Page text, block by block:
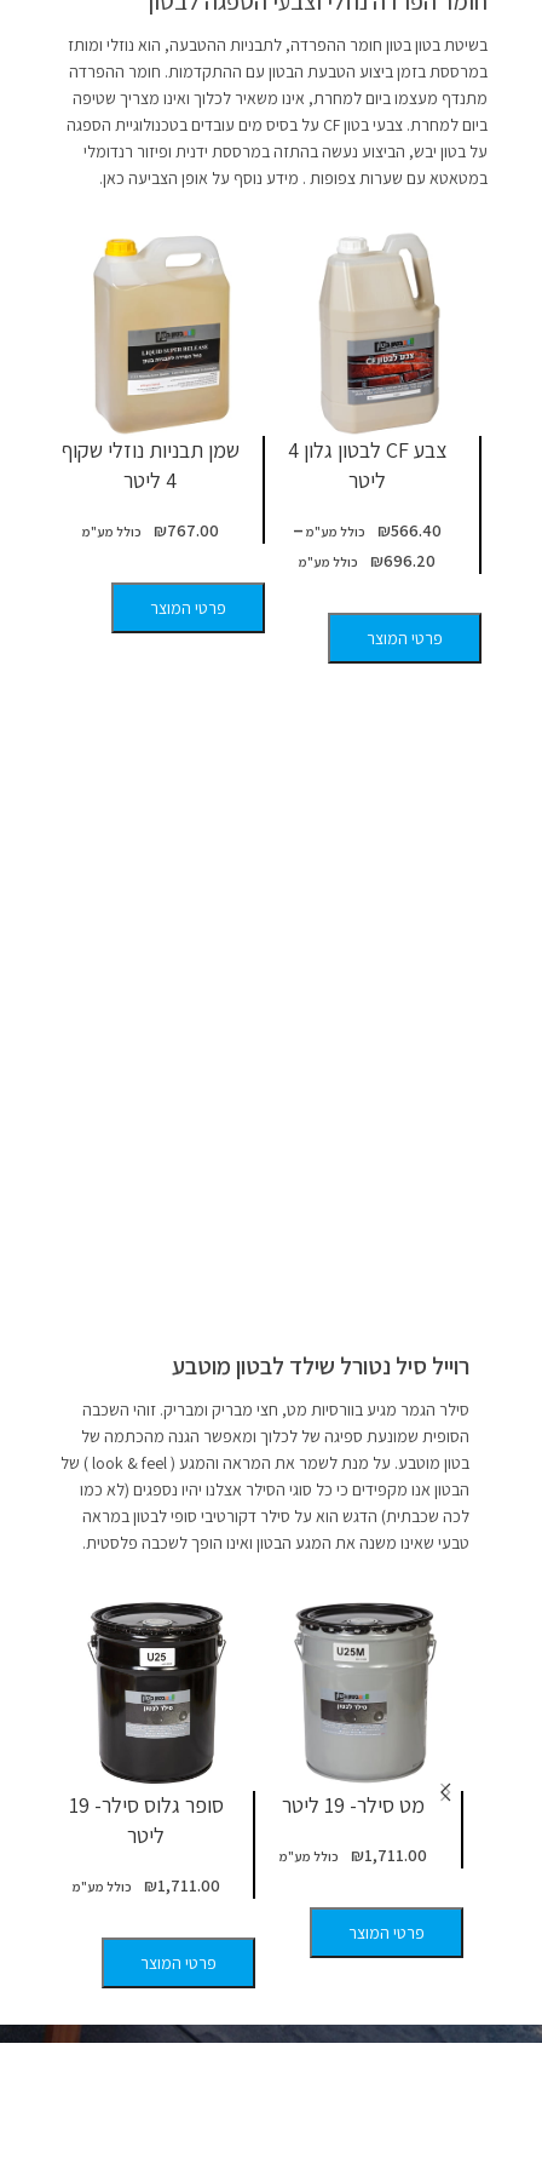
בשיטת בטון בטון חומר ההפרדה, לתבניות ההטבעה, הוא נוזלי ומותז
במרססת בזמן ביצוע הטבעת הבטון עם ההתקדמות. חומר ההפרדה
מתנדף מעצמו ביום למחרת, אינו משאיר לכלוך ואינו מצריך שטיפה
ביום למחרת. צבעי בטון CF על בסיס מים עובדים בטכנולוגיית הספגה
על בטון יבש, הביצוע נעשה בהתזה במרססת ידנית ופיזור רנדומלי
במטאטא עם שערות צפופות . מידע נוסף על אופן הצביעה כאן.
צבע CF לבטון גלון 4
ליטר
₪566.40
–
₪696.20
פרטי המוצר
שמן תבניות נוזלי שקוף
4 ליטר
₪767.00
פרטי המוצר
רוייל סיל נטורל שילד לבטון מוטבע
סילר הגמר מגיע בוורסיות מט, חצי מבריק ומבריק. זוהי השכבה
הסופית שמונעת ספיגה של לכלוך ומאפשר הגנה מהכתמה של
בטון מוטבע. על מנת לשמר את המראה והמגע ( look & feel ) של
הבטון אנו מקפידים כי כל סוגי הסילר אצלנו יהיו נספגים (לא כמו
לכה שכבתית) הדגש הוא על סילר דקורטיבי סופי לבטון במראה
טבעי שאינו משנה את המגע הבטון ואינו הופך לשכבה פלסטית.
מט סילר- 19 ליטר
₪1,711.00
פרטי המוצר
סופר גלוס סילר- 19
ליטר
₪1,711.00
פרטי המוצר